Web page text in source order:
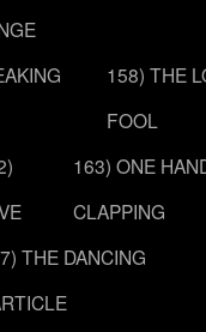
158) THE
FOOL
163) ONE
CLAPPING
THE DANCING